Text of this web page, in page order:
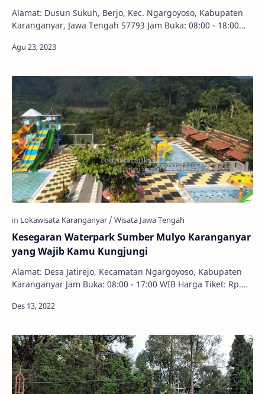
Alamat: Dusun Sukuh, Berjo, Kec. Ngargoyoso, Kabupaten
Karanganyar, Jawa Tengah 57793 Jam Buka: 08:00 - 18:00
Kesegaran Waterpark Sumber Mulyo Karanganyar
yang Wajib Kamu Kungjungi
Alamat: Desa Jatirejo, Kecamatan Ngargoyoso, Kabupaten
Karanganyar Jam Buka: 08:00 - 17:00 WIB Harga Tiket: Rp.